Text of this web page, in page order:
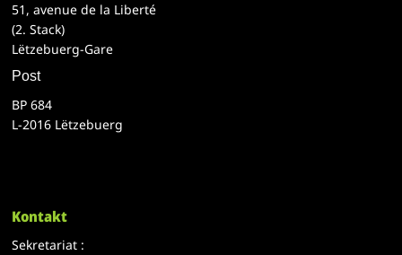
51, avenue de la Liberté
(2. Stack)
Lëtzebuerg-Gare
Post
BP 684
L-2016 Lëtzebuerg
Kontakt
Sekretariat :